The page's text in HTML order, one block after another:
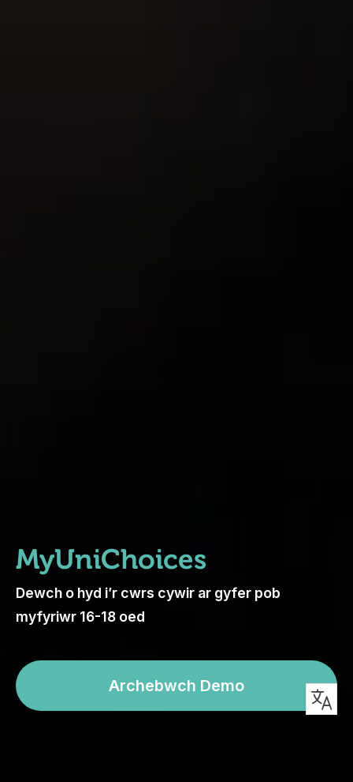
MyUniChoices
Dewch o hyd i’r cwrs cywir ar gyfer pob
myfyriwr 16-18 oed
Archebwch Demo